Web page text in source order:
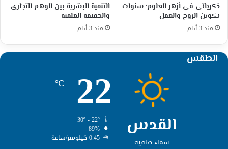
ذكرياتي في أزهر العلوم: سنوات
تكوين الروح والعقل
منذ 3 أيام
التنمية البشرية بين الوهم التجاري
والحقيقة العلمية
منذ 3 أيام
الطقس
القدس
سماء صافية
22
℃
89%
0.45 كيلومتر/ساعة